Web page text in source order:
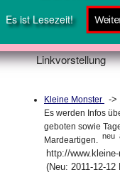
Es ist Lesezeit!
Linkvorstellung
Kleine Monster ->
Es werden Infos
geboten sowie
Mardeartigen.
neu
http://
(Neu: 2011-12-